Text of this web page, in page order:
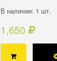
В наличии: 1 шт.
1,650